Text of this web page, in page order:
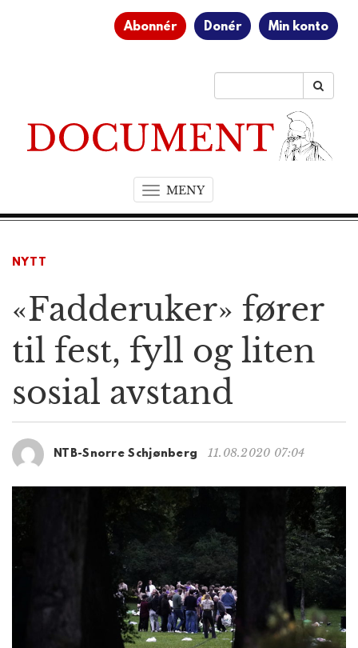
Abonnér Donér Min konto
MENYT
o
a
i
a
t
i
n
NYTT
«Fadderuker» fører
til fest, fyll og liten
sosial avstand
NTB-Snorre Schjønberg 11.08.2020 07:04